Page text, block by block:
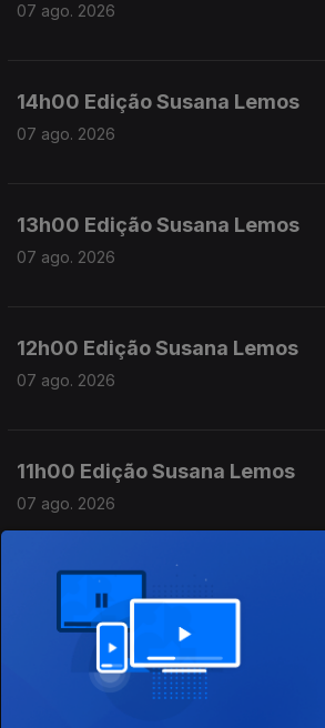
07 ago. 2026
14h00 Edição Susana Lemos
07 ago. 2026
13h00 Edição Susana Lemos
07 ago. 2026
12h00 Edição Susana Lemos
07 ago. 2026
11h00 Edição Susana Lemos
07 ago. 2026
10h00 Edição Germano Campos
07 ago. 2026